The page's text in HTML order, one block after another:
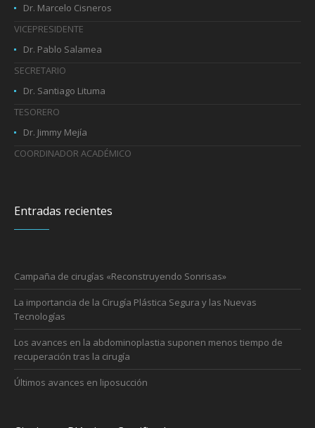
Dr. Marcelo Cisneros
VICEPRESIDENTE
Dr. Pablo Salamea
SECRETARIO
Dr. Santiago Lituma
TESORERO
Dr. Jimmy Mejía
COORDINADOR ACADÉMICO
Entradas recientes
Campaña de cirugías «Reconstruyendo Sonrisas»
La importancia de la Cirugía Plástica Segura y las Nuevas
Tecnologías
Los avances en la abdominoplastia suponen menos tiempo de
recuperación tras la cirugía
Últimos avances en liposucción